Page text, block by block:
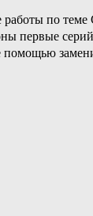
по теме
первые
помощью